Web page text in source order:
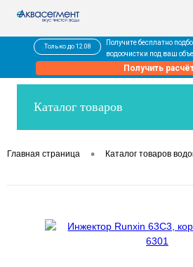
Каталог товаров
Главная страница • Каталог товаров
Получите бесплатно
водоочистки под ваш
Получить
Только до 12.08